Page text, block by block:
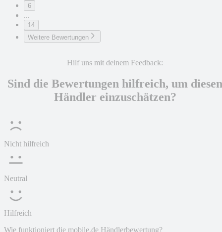
6
...
14
Weitere Bewertungen
Hilf uns mit deinem Feedback:
Sind die Bewertungen hilfreich, um diesen
Händler einzuschätzen?
Nicht hilfreich
Neutral
Hilfreich
Wie funktioniert die mobile.de Händlerbewertung?